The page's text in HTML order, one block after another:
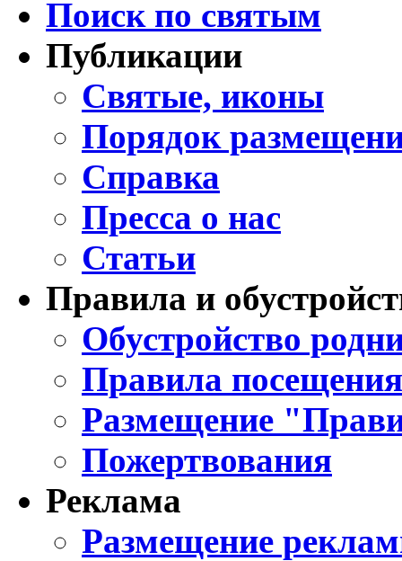
Поиск по святым
Публикации
Святые, иконы
Порядок
Справка
Пресса о нас
Статьи
Правила и
Обустройство
Правила
Размещение
Пожертвования
Реклама
Размещение